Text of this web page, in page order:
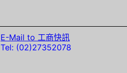
E-Mail to 工商快訊
Tel: (02)27352078